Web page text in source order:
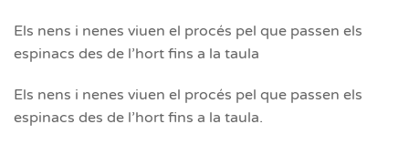
Els nens i nenes viuen el procés pel que passen els
espinacs des de l’hort fins a la taula
Els nens i nenes viuen el procés pel que passen els
espinacs des de l’hort fins a la taula.